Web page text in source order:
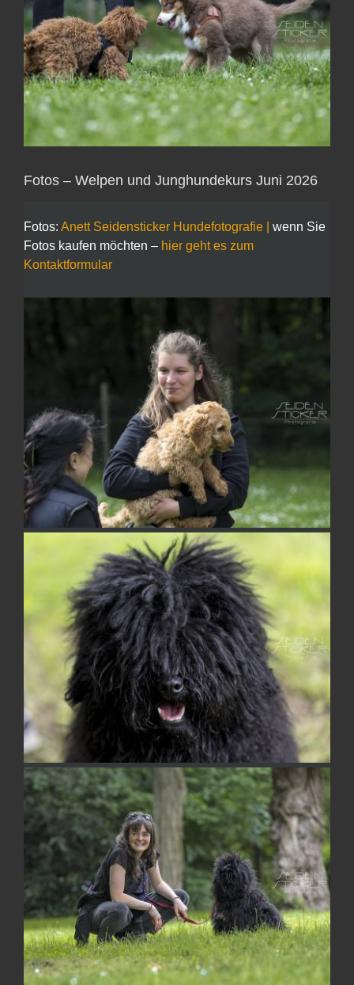
Fotos – Welpen und Junghundekurs Juni 2026
Fotos: Anett Seidensticker Hundefotografie | wenn Sie
Fotos kaufen möchten – hier geht es zum
Kontaktformular